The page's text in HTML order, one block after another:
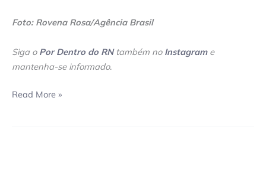
Foto: Rovena Rosa/Agência Brasil
Siga o Por Dentro do RNtambém no Instagrame
mantenha-se informado.
Read More »